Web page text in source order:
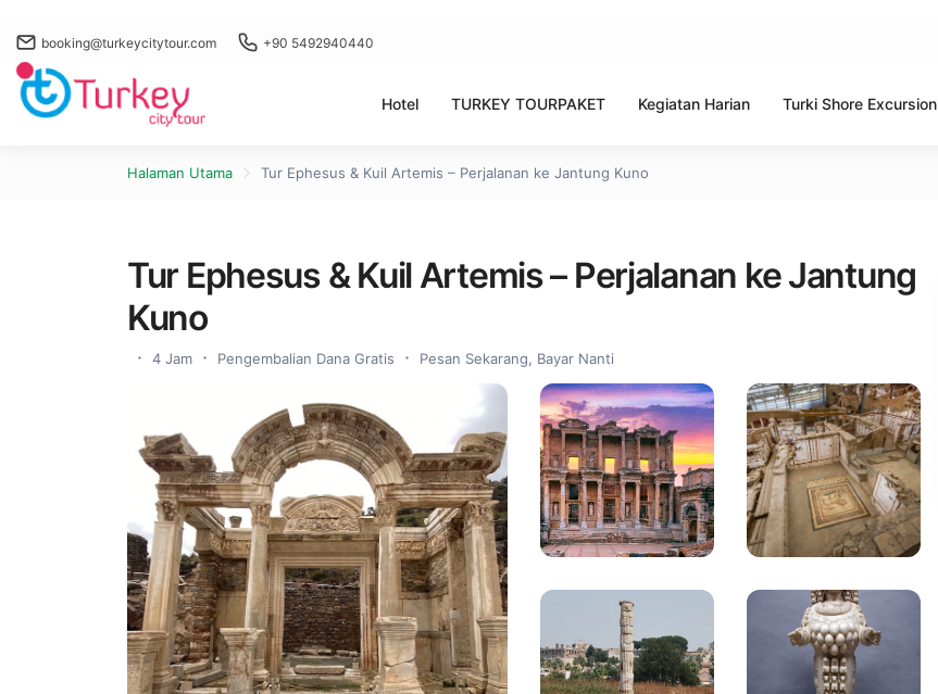
booking@turkeycitytour.com +90 5492940440
Hotel TURKEY TOURPAKET Kegiatan Harian Turki Shore Excursion
Halaman Utama Tur Ephesus & Kuil Artemis – Perjalanan ke Jantung Kuno
Tur Ephesus & Kuil Artemis – Perjalanan ke Jantung
Kuno
4 Jam Pengembalian Dana Gratis Pesan Sekarang, Bayar Nanti